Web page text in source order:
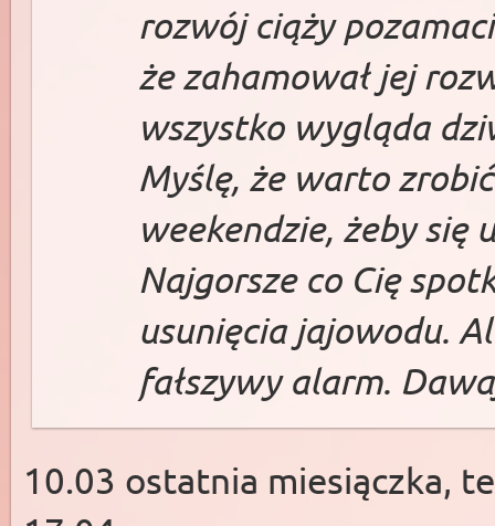
rozwój ciąży
że zahamował jej
wszystko wygląda
Myślę, że warto
weekendzie, żeby się
Najgorsze co Cię
usunięcia jajowodu.
fałszywy alarm.
10.03 ostatnia miesiączka,